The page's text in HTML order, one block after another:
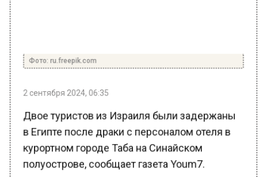
в Египте после драки с персоналом отеля в
курортном городе Таба на Синайском
полуострове, сообщает газета Youm7.